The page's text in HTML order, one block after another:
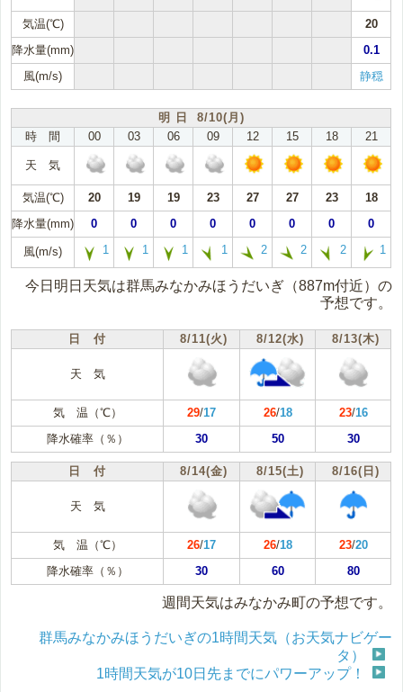
気温(℃)
20
降水量(mm)
0.1
風(m/s)
静穏
明 日 8/10(月)
時 間
00 03 06 09 12 15 18 21
天 気
気温(℃) 20 19 19 23 27 27 23
18
降水量(mm)
0 0 0 0 0 0 0 0
風(m/s) 1 1 1 1 2 2 2 1
今日明日天気は群馬みなかみほうだいぎ（887m付近）の
予想です。
日 付 8/11(火) 8/12(水) 8/13(木)
天 気
気 温（℃） 29/17 26/18 23/16
降水確率（％）
30 50 30
日 付 8/14(金) 8/15(土) 8/16(日)
天 気
気 温（℃） 26/17 26/18 23/20
降水確率（％）
30 60 80
週間天気はみなかみ町の予想です。
群馬みなかみほうだいぎの1時間天気（お天気ナビゲー
タ）
1時間天気が10日先までにパワーアップ！